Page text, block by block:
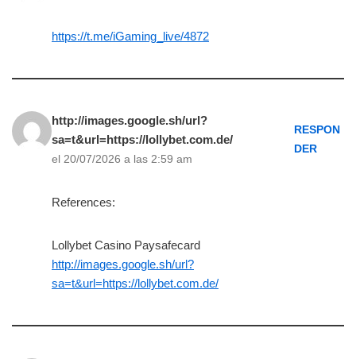
https://t.me/iGaming_live/4872
http://images.google.sh/url?
sa=t&url=https://lollybet.com.de/
el 20/07/2026 a las 2:59 am
RESPON
DER
References:
Lollybet Casino Paysafecard
http://images.google.sh/url?
sa=t&url=https://lollybet.com.de/